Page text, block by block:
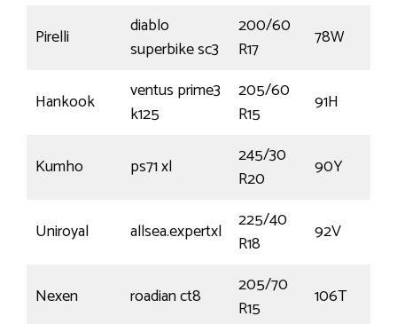
Pirelli
diablo
superbike sc3
200/60
R17
78W
Hankook
ventus prime3
k125
205/60
R15
91H
Kumho ps71 xl
245/30
R20
90Y
Uniroyal allsea.expertxl
225/40
R18
92V
Nexen roadian ct8
205/70
R15
106T